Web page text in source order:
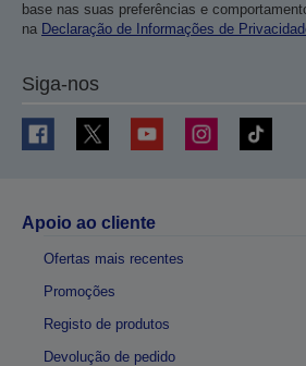
base nas suas preferências e
na Declaração de Informações de
Siga-nos
Apoio ao cliente
Ofertas mais recentes
Promoções
Registo de produtos
Devolução de pedido